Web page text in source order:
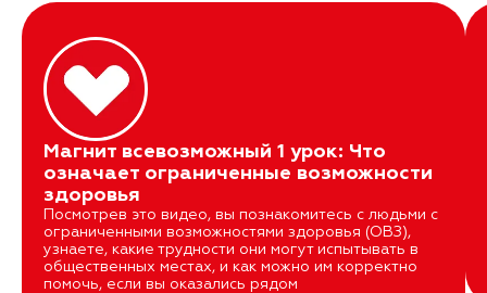
Магнит всевозможный 1 урок: Что
означает ограниченные возможности
здоровья
Посмотрев это видео, вы познакомитесь с людьми с
ограниченными возможностями здоровья (ОВЗ),
узнаете, какие трудности они могут испытывать в
общественных местах, и как можно им корректно
помочь, если вы оказались рядом